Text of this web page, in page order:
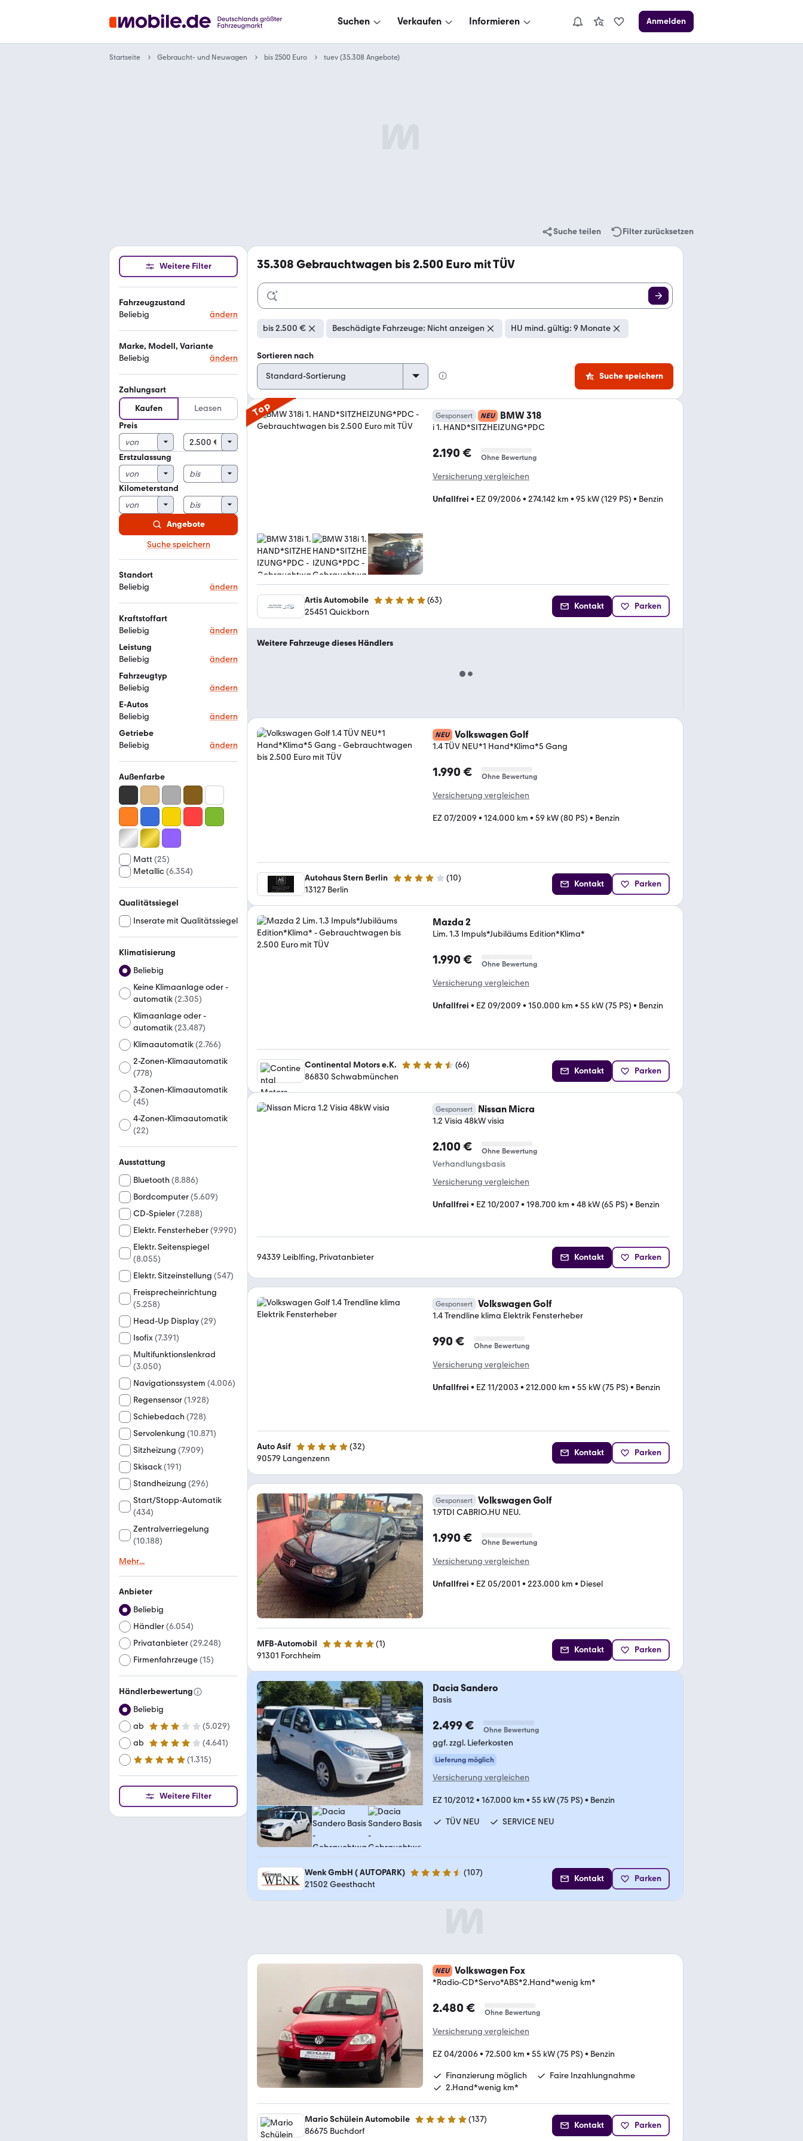
Suchen Verkaufen Informieren Anmelden
Startseite Gebraucht- und Neuwagen bis 2500 Euro tuev (35.308 Angebote)
Suche teilen Filter zurücksetzen
Weitere Filter
Fahrzeugzustand
Beliebig
ändern
Marke, Modell, Variante
Beliebig
ändern
Zahlungsart
Kaufen
Leasen
Preis
Erstzulassung
Kilometerstand
Angebote
Suche speichern
Standort
Beliebig
ändern
Kraftstoffart
Beliebig
ändern
Leistung
Beliebig
ändern
Fahrzeugtyp
Beliebig
ändern
E-Autos
Beliebig
ändern
Getriebe
Beliebig
ändern
Außenfarbe
Matt (25)
Metallic(6.354)
Qualitätssiegel
Inserate mit Qualitätssiegel
Klimatisierung
Beliebig
Keine Klimaanlage oder -
automatik(2.305)
Klimaanlage oder -
automatik(23.487)
Klimaautomatik(2.766)
2-Zonen-Klimaautomatik
(778)
3-Zonen-Klimaautomatik
(45)
4-Zonen-Klimaautomatik
(22)
Ausstattung
Bluetooth (8.886)
Bordcomputer(5.609)
CD-Spieler(7.288)
Elektr. Fensterheber(9.990)
Elektr. Seitenspiegel
(8.055)
Elektr. Sitzeinstellung (547)
Freisprecheinrichtung
(5.258)
Head-Up Display(29)
Isofix(7.391)
Multifunktionslenkrad
(3.050)
Navigationssystem (4.006)
Regensensor(1.928)
Schiebedach (728)
Servolenkung (10.871)
Sitzheizung (7.909)
Skisack(191)
Standheizung (296)
Start/Stopp-Automatik
(434)
Zentralverriegelung
(10.188)
Mehr...
Anbieter
Beliebig
Händler(6.054)
Privatanbieter(29.248)
Firmenfahrzeuge(15)
Händlerbewertung
Beliebig
ab
3 Sterne (5.029)
ab
4 Sterne (4.641)
ab
5 Sterne (1.315)
Weitere Filter
35.308 Gebrauchtwagen bis 2.500 Euro mit TÜV
bis 2.500 € Beschädigte Fahrzeuge: Nicht anzeigen HU mind. gültig: 9 Monate
Sortieren nach
Suche speichern
Top Gesponsert NEU BMW 318
i 1. HAND*SITZHEIZUNG*PDC
2.190 € Ohne Bewertung
Versicherung vergleichen
Unfallfrei • EZ 09/2006• 274.142 km • 95 kW (129 PS) • Benzin
Artis Automobile 5 Sterne (63)
25451 Quickborn
Kontakt Parken
Weitere Fahrzeuge dieses Händlers
NEU Volkswagen Golf
1.4 TÜV NEU*1 Hand*Klima*5 Gang
1.990 € Ohne Bewertung
Versicherung vergleichen
EZ 07/2009 • 124.000 km • 59 kW (80 PS) • Benzin
Autohaus Stern Berlin 3.9 Sterne (10)
13127 Berlin
Kontakt Parken
Mazda 2
Lim. 1.3 Impuls*Jubiläums Edition*Klima*
1.990 € Ohne Bewertung
Versicherung vergleichen
Unfallfrei • EZ 09/2009 • 150.000 km • 55 kW (75 PS) • Benzin
Continental Motors e.K. 4.5 Sterne (66)
86830 Schwabmünchen
Kontakt Parken
Gesponsert Nissan Micra
1.2 Visia 48kW visia
2.100 € Ohne Bewertung
Verhandlungsbasis
Versicherung vergleichen
Unfallfrei • EZ 10/2007• 198.700 km • 48 kW (65 PS) • Benzin
94339 Leiblfing, Privatanbieter Kontakt Parken
Gesponsert Volkswagen Golf
1.4 Trendline klima Elektrik Fensterheber
990 € Ohne Bewertung
Versicherung vergleichen
Unfallfrei • EZ 11/2003 • 212.000 km • 55 kW (75 PS) • Benzin
Auto Asif 5 Sterne (32)
90579 Langenzenn
Kontakt Parken
Gesponsert Volkswagen Golf
1.9TDI CABRIO.HU NEU.
1.990 € Ohne Bewertung
Versicherung vergleichen
Unfallfrei • EZ 05/2001 • 223.000 km • Diesel
MFB-Automobil 5 Sterne (1)
91301 Forchheim
Kontakt Parken
Dacia Sandero
Basis
2.499 € Ohne Bewertung
ggf. zzgl. Lieferkosten
Lieferung möglich
Versicherung vergleichen
EZ 10/2012 • 167.000 km • 55 kW (75 PS) • Benzin
TÜV NEU SERVICE NEU
Wenk GmbH ( AUTOPARK) 4.6 Sterne (107)
21502 Geesthacht
Kontakt Parken
NEU Volkswagen Fox
*Radio-CD*Servo*ABS*2.Hand*wenig km*
2.480 € Ohne Bewertung
Versicherung vergleichen
EZ 04/2006• 72.500 km • 55 kW (75 PS) • Benzin
Finanzierung möglich
Faire Inzahlungnahme
2.Hand*wenig km*
Mario Schülein Automobile 4.9 Sterne (137)
86675 Buchdorf
Kontakt Parken